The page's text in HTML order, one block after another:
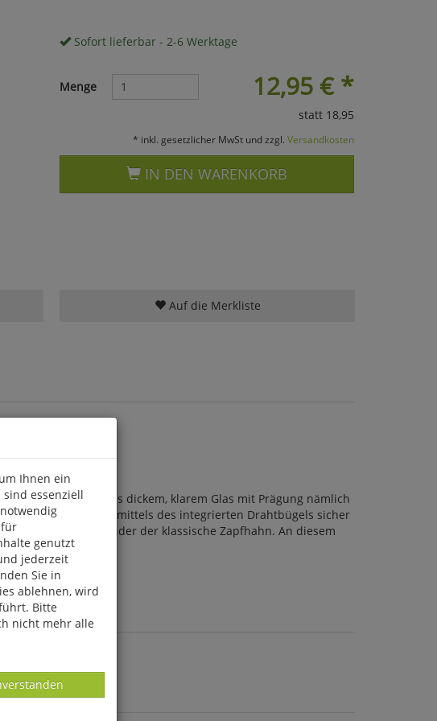
Sofort lieferbar - 2-6 Werktage
12,95 €*
Menge
statt 18,95
* inkl. gesetzlicher MwSt und zzgl. Versandkosten
IN DEN WARENKORB
Auf die Merkliste
aus dickem, klarem Glas mit Prägung nämlich
und lässt sich mittels des integrierten Drahtbügels sicher
dem Getränkespender der klassische Zapfhahn. An diesem
31 cm). Esschert.
Ihnen ein
essenziell
genutzt
jederzeit
Sie in
ablehnen, wird
Bitte
nicht mehr alle
-